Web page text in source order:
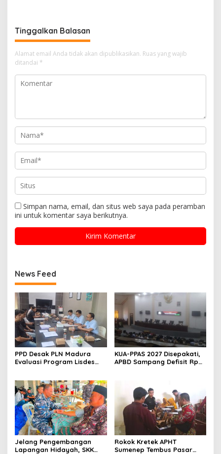
Tinggalkan Balasan
Alamat email Anda tidak akan dipublikasikan. Ruas yang wajib
ditandai *
Simpan nama, email, dan situs web saya pada peramban
ini untuk komentar saya berikutnya.
News Feed
PPD Desak PLN Madura
Evaluasi Program Lisdes
KUA-PPAS 2027 Disepakati,
APBD Sampang Defisit Rp
Jelang Pengembangan
Lapangan Hidayah, SKK
Rokok Kretek APHT
Sumenep Tembus Pasar